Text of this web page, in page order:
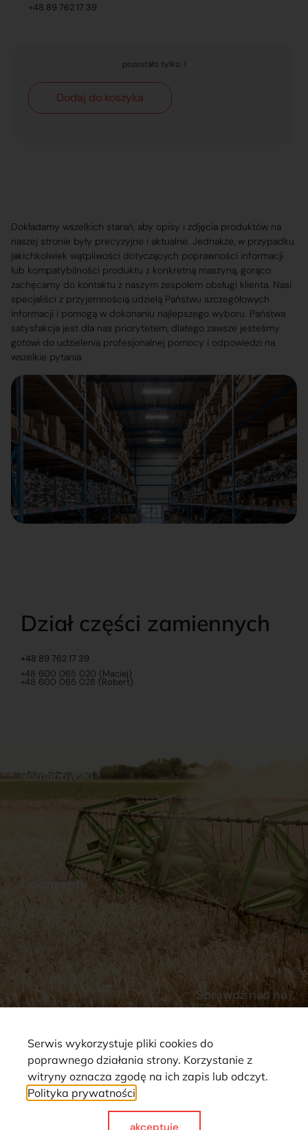
+48 89 762 17 39
pozostało tylko: 1
Dodaj do koszyka
Dokładamy wszelkich starań, aby opisy i zdjęcia produktów na
naszej stronie były precyzyjne i aktualne. Jednakże, w przypadku
jakichkolwiek wątpliwości dotyczących poprawności informacji
lub kompatybilności produktu z konkretną maszyną, gorąco
zachęcamy do kontaktu z naszym zespołem obsługi klienta. Nasi
specjaliści z przyjemnością udzielą Państwu szczegółowych
informacji i pomogą w dokonaniu najlepszego wyboru. Państwa
satysfakcja jest dla nas priorytetem, dlatego zawsze jesteśmy
gotowi do udzielenia profesjonalnej pomocy i odpowiedzi na
wszelkie pytania.
Dział części zamiennych
+48 89 762 17 39
+48 600 065 020 (Maciej)
+48 600 065 028 (Robert)
Dokumenty
Regulamin
Polityka prywatności
Reklamacje i zwroty
Dostawy
Płatności
Romanowski
Sklep internetowy
Praca
Ubezpieczenia
Sprawdź nas na
Strona wykorzystuje pliki cookie. Wszystkie prawa zastrzeżone ©
Serwis wykorzystuje pliki cookies do
poprawnego działania strony. Korzystanie z
witryny oznacza zgodę na ich zapis lub odczyt.
Polityka prywatności
akceptuje